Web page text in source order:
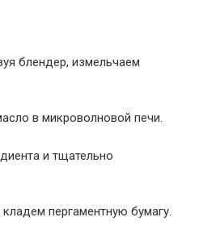
блендер, измельчаем
в микроволновой печи.
и тщательно
пергаментную бумагу.